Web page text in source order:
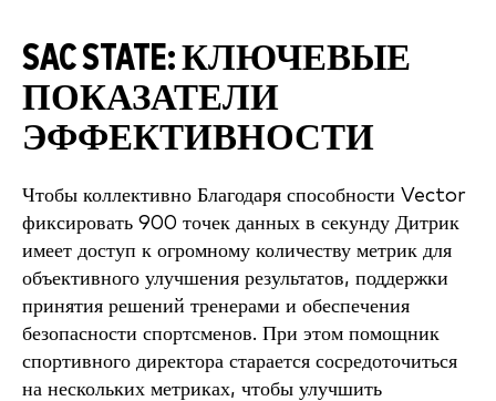
SAC STATE:КЛЮЧЕВЫЕ
ПОКАЗАТЕЛИ
ЭФФЕКТИВНОСТИ
Чтобы коллективно Благодаря способности Vector
фиксировать 900 точек данных в секунду Дитрик
имеет доступ к огромному количеству метрик для
объективного улучшения результатов, поддержки
принятия решений тренерами и обеспечения
безопасности спортсменов. При этом помощник
спортивного директора старается сосредоточиться
на нескольких метриках, чтобы улучшить